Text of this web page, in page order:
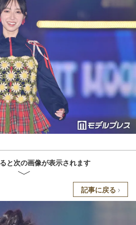
と次の画像が表示されます
記事に戻る